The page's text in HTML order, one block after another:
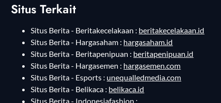
Situs Terkait
Situs Berita - Beritakecelakaan : beritakecelakaan.id
Situs Berita - Hargasaham : hargasaham.id
Situs Berita - Beritapenipuan : beritapenipuan.id
Situs Berita - Hargasemen : hargasemen.com
Situs Berita - Esports : unequalledmedia.com
Situs Berita - Belikaca : belikaca.id
Situs Berita - Indonesiafashion :